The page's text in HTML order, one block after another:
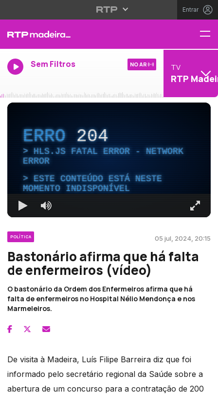
Entrar
Sem Filtros NO AR TV
RTP
ERRO204
HLS.JS FATAL ERROR - NETWORK
ERROR
ESTE CONTEÚDO ESTÁ NESTE
MOMENTO INDISPONÍVEL
POLÍTICA 05 jul, 2024, 20:15
Bastonário afirma que há falta
de enfermeiros (vídeo)
O bastonário da Ordem dos Enfermeiros afirma que há
falta de enfermeiros no Hospital Nélio Mendonça e nos
Marmeleiros.
De visita à Madeira, Luís Filipe Barreira diz que foi
informado pelo secretário regional da Saúde sobre a
abertura de um concurso para a contratação de 200